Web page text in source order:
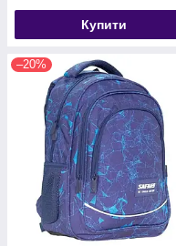
Купити
–20%